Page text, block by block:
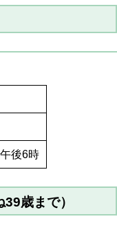
後6時
歳まで）